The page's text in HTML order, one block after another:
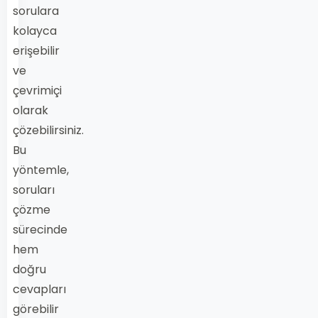
sorulara
kolayca
erişebilir
ve
çevrimiçi
olarak
çözebilirsiniz.
Bu
yöntemle,
soruları
çözme
sürecinde
hem
doğru
cevapları
görebilir